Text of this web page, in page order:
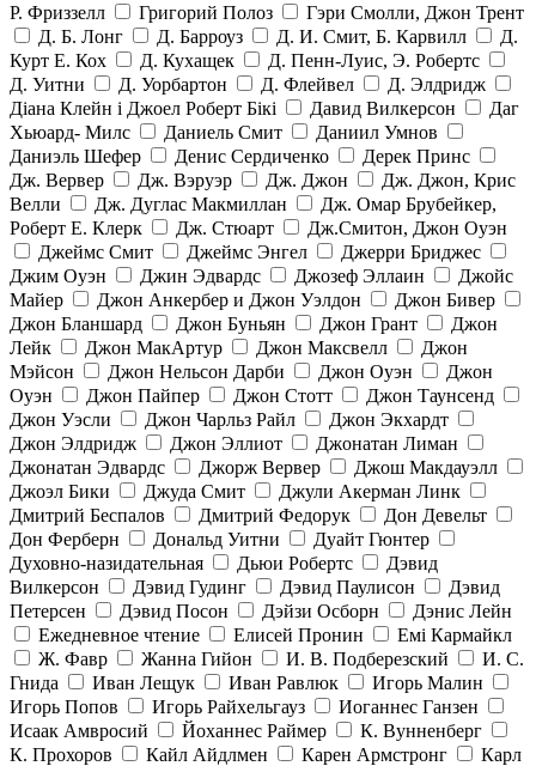
Р. Фриззелл
Григорий Полоз
Гэри Смолли, Джон Трент
Д. Б. Лонг
Д. Барроуз Д. И. Смит, Б. Карвилл
Д.
Курт Е. Кох
Д. Кухащек
Д. Пенн-Луис, Э. Робертс
Д. Уитни
Д. Уорбартон Д. Флейвел
Д. Элдридж
Діана Клейн і Джоел Роберт Бікі
Давид Вилкерсон
Даг
Хьюард- Милс
Даниель Смит
Даниил Умнов
Даниэль Шефер
Денис Сердиченко
Дерек Принс
Дж. Вервер
Дж. Вэруэр Дж. Джон
Дж. Джон, Крис
Велли
Дж. Дуглас Макмиллан
Дж. Омар Брубейкер,
Роберт Е. Клерк
Дж. Стюарт
Дж.Смитон, Джон Оуэн
Джеймс Смит
Джеймс Энгел
Джерри Бриджес
Джим Оуэн
Джин Эдвардс Джозеф Эллаин
Джойс
Майер
Джон Анкербер и Джон Уэлдон
Джон Бивер
Джон Бланшард
Джон Буньян Джон Грант
Джон
Лейк
Джон МакАртур Джон Максвелл
Джон
Мэйсон
Джон Нельсон Дарби Джон Оуэн
Джон
Оуэн
Джон Пайпер Джон Стотт
Джон Таунсенд
Джон Уэсли
Джон Чарльз Райл
Джон Экхардт
Джон Элдридж
Джон Эллиот
Джонатан Лиман
Джонатан Эдвардс
Джорж Вервер
Джош Макдауэлл
Джоэл Бики
Джуда Смит
Джули Акерман Линк
Дмитрий Беспалов
Дмитрий Федорук
Дон Девельт
Дон Ферберн
Дональд Уитни
Дуайт Гюнтер
Духовно-назидательная
Дьюи Робертс
Дэвид
Вилкерсон
Дэвид Гудинг Дэвид Паулисон
Дэвид
Петерсен
Дэвид Посон Дэйзи Осборн
Дэнис Лейн
Ежедневное чтение
Елисей Пронин
Емі Кармайкл
Ж. Фавр
Жанна Гийон И. В. Подберезский
И. С.
Гнида
Иван Лещук Иван Равлюк
Игорь Малин
Игорь Попов
Игорь Райхельгауз
Иоганнес Ганзен
Исаак Амвросий
Йоханнес Раймер
К. Вунненберг
К. Прохоров
Кайл Айдлмен Карен Армстронг
Карл